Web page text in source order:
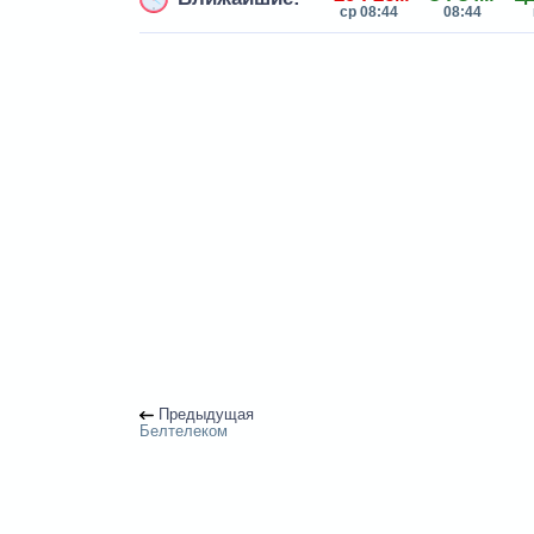
ср 08:44 08:44
Предыдущая
Белтелеком